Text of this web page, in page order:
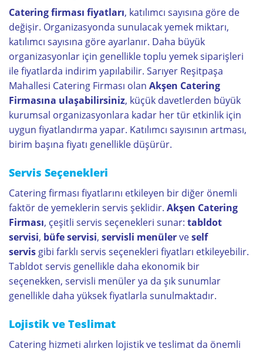
Catering firması fiyatları, katılımcı sayısına göre de
değişir. Organizasyonda sunulacak yemek miktarı,
katılımcı sayısına göre ayarlanır. Daha büyük
organizasyonlar için genellikle toplu yemek siparişleri
ile fiyatlarda indirim yapılabilir. Sarıyer Reşitpaşa
Mahallesi Catering Firması olan Akşen Catering
Firmasına ulaşabilirsiniz, küçük davetlerden büyük
kurumsal organizasyonlara kadar her tür etkinlik için
uygun fiyatlandırma yapar. Katılımcı sayısının artması,
birim başına fiyatı genellikle düşürür.
Servis Seçenekleri
Catering firması fiyatlarını etkileyen bir diğer önemli
faktör de yemeklerin servis şeklidir. Akşen Catering
Firması, çeşitli servis seçenekleri sunar: tabldot
servisi, büfe servisi, servisli menülerveself
servis gibi farklı servis seçenekleri fiyatları etkileyebilir.
Tabldot servis genellikle daha ekonomik bir
seçenekken, servisli menüler ya da şık sunumlar
genellikle daha yüksek fiyatlarla sunulmaktadır.
Lojistik ve Teslimat
Catering hizmeti alırken lojistik ve teslimat da önemli